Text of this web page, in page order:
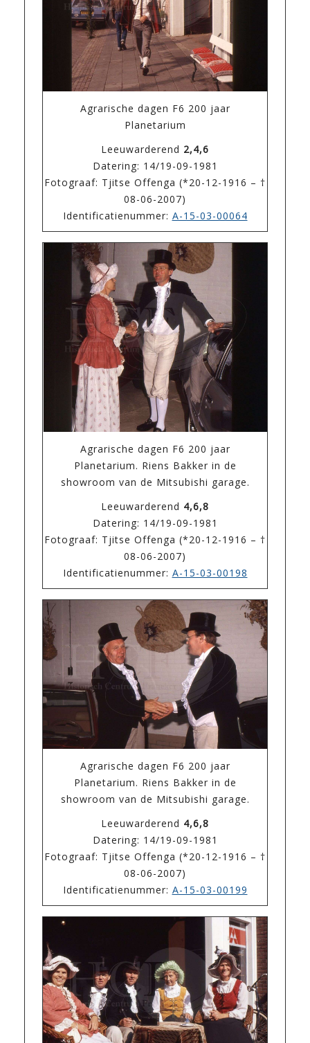
Agrarische dagen F6 200 jaar
Planetarium
Leeuwarderend 2,4,6
Datering: 14/19-09-1981
Fotograaf: Tjitse Offenga (*20-12-1916 – †
08-06-2007)
Identificatienummer: A-15-03-00064
Agrarische dagen F6 200 jaar
Planetarium. Riens Bakker in de
showroom van de Mitsubishi garage.
Leeuwarderend 4,6,8
Datering: 14/19-09-1981
Fotograaf: Tjitse Offenga (*20-12-1916 – †
08-06-2007)
Identificatienummer: A-15-03-00198
Agrarische dagen F6 200 jaar
Planetarium. Riens Bakker in de
showroom van de Mitsubishi garage.
Leeuwarderend 4,6,8
Datering: 14/19-09-1981
Fotograaf: Tjitse Offenga (*20-12-1916 – †
08-06-2007)
Identificatienummer: A-15-03-00199